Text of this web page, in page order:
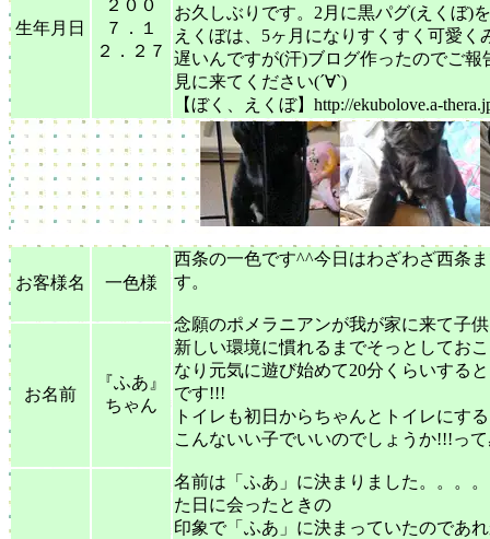
お久しぶりです。2月に黒パグ(えくぼ)
えくぼは、5ヶ月になりすくすく可愛
遅いんですが(汗)ブログ作ったのでご
見に来てください(´∀`)
【ぼく、えくぼ】http://ekubolove.a-
生年月日
２００
７．１
２．２７
お客様名 一色様
西条の一色です^^今日はわざわざ西条
す。
念願のポメラニアンが我が家に来て子
新しい環境に慣れるまでそっとしてお
なり元気に遊び始めて20分くらいする
です!!!
トイレも初日からちゃんとトイレにす
こんないい子でいいのでしょうか!!!っ
名前は「ふあ」に決まりました。。。
た日に会ったときの
印象で「ふあ」に決まっていたのであ
お名前
『ふあ』
ちゃん